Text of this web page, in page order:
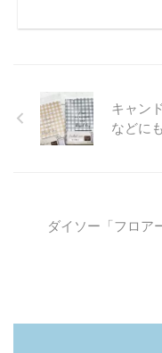
キャン
などにも
ダイソー「フロア